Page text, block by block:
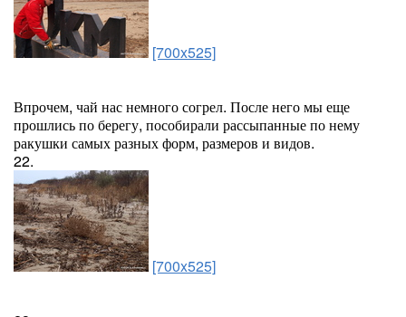
[700x525]
Впрочем, чай нас немного согрел. После него мы еще
прошлись по берегу, пособирали рассыпанные по нему
ракушки самых разных форм, размеров и видов.
22.
[700x525]